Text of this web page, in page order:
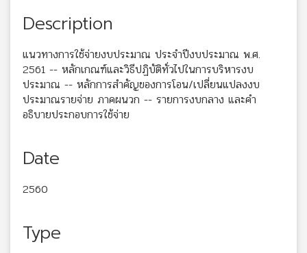
Description
แนวทางการใช้จ่ายงบประมาณ ประจำปีงบประมาณ พ.ศ.
2561 -- หลักเกณฑ์และวิธีปฏิบัติทั่วไปในการบริหารงบ
ประมาณ -- หลักการสำคัญของการโอน/เปลี่ยนแปลงงบ
ประมาณรายจ่าย ภาคผนวก -- รายการงบกลาง และคำ
อธิบายประกอบการใช้จ่าย
Date
2560
Type